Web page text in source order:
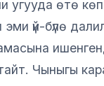
угууда өтө
үй-бүлө
Чыныгы